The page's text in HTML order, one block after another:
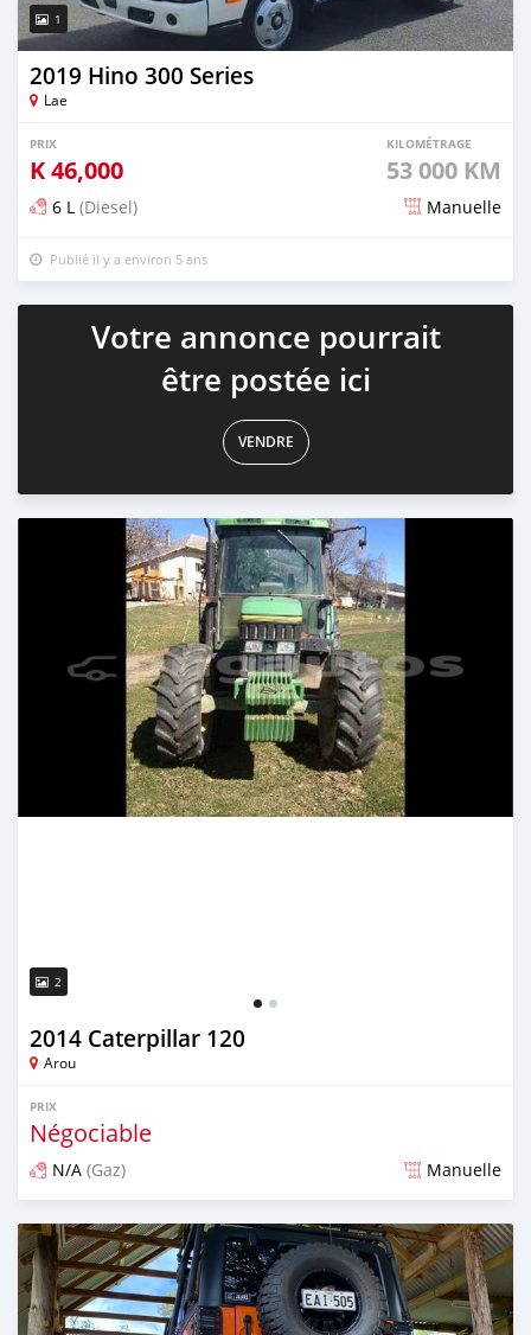
1
2019 Hino 300 Series
Lae
PRIX
K46,000
KILOMÉTRAGE
53 000 KM
6 L (Diesel) Manuelle
Publié il y a environ 5 ans
Votre annonce pourrait
être postée ici
VENDRE
2
2014 Caterpillar 120
Arou
PRIX
Négociable
N/A (Gaz) Manuelle
Publié il y a environ 5 ans